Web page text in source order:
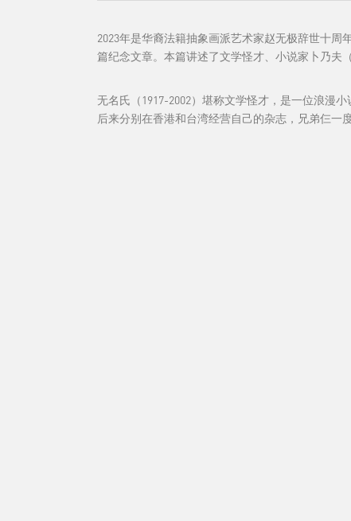
2023年是华裔法籍抽象画派艺术家赵无极辞世十
篇纪念文章。本篇讲述了文学怪才、小说家卜乃夫
无名氏（1917-2002）堪称文学怪才，是一位浪漫
后来分别在香港和台湾经营自己的杂志，兄弟仨一